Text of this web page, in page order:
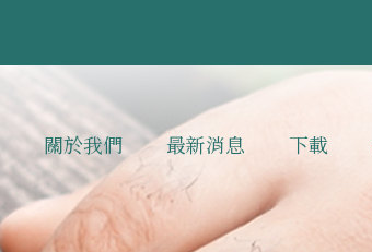
關於我們 最新消息 下載